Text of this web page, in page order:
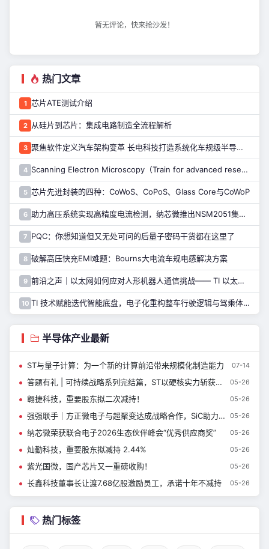
暂无评论，快来抢沙发！
热门文章
1 芯片ATE测试介绍
2 从硅片到芯片：集成电路制造全流程解析
3 聚焦软件定义汽车架构变革 长电科技打造系统化车规级半导体封测能力
4 Scanning Electron Microscopy（Train for advanced research）扫描电子显微镜介绍（二）
5 芯片先进封装的四种：CoWoS、CoPoS、Glass Core与CoWoP
6 助力高压系统实现高精度电流检测，纳芯微推出NSM2051集成式霍尔电流传感器
7 PQC：你想知道但又无处可问的后量子密码干货都在这里了
8 破解高压快充EMI难题：Bourns大电流车规电感解决方案
9 前沿之声｜以太网如何应对人形机器人通信挑战—— TI 以太网产品系列助力解决
10 TI 技术赋能迭代智能底盘，电子化重构整车行驶逻辑与驾乘体验
半导体产业最新
ST与量子计算：为一个新的计算前沿带来规模化制造能力 07-14
答题有礼 | 可持续战略系列完结篇，ST以硬核实力斩获多项权威评级 05-26
翱捷科技，重要股东拟二次减持！ 05-26
强强联手｜方正微电子与超聚变达成战略合作，SiC助力AI智算新基建 05-26
纳芯微荣获联合电子2026生态伙伴峰会“优秀供应商奖” 05-26
灿勤科技，重要股东拟减持 2.44% 05-26
紫光国微，国产芯片又一重磅收购！ 05-26
长鑫科技董事长让渡7.68亿股激励员工，承诺十年不减持 05-26
热门标签